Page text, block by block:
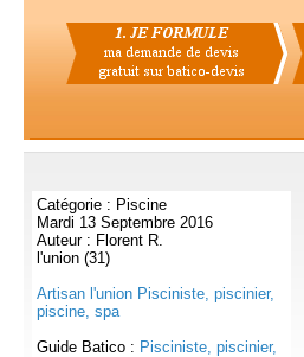
Catégorie : Piscine
Mardi 13 Septembre 2016
Auteur : Florent R.
l'union (31)
Artisan l'union Pisciniste, piscinier,
piscine, spa
Guide Batico : Pisciniste, piscinier,